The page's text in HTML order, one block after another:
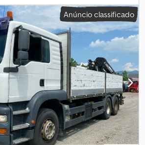
hidráulica, lona de
câmbio manual, rebocável. Djdpfx Ajy
Anúncio classificado